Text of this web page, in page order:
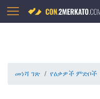
መነሻ ገጽ የዕቃዎች ምድቦች